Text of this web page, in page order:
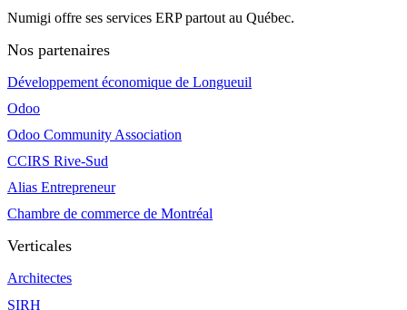
Numigi offre ses services ERP partout au Québec.
Nos partenaires
Développement économique de Longueuil
Odoo
Odoo Community Association
CCIRS Rive-Sud
Alias Entrepreneur
Chambre de commerce de Montréal
Verticales
Architectes
SIRH